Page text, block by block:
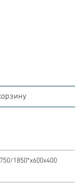
1850*x600x400